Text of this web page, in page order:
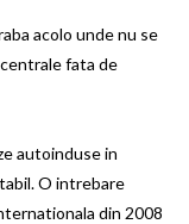
acolo unde nu se
fata de
autoinduse in
O intrebare
din 2008